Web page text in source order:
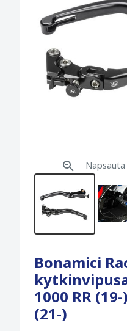
Bonamici
1000 RR
(21-)